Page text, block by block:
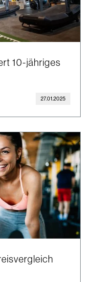
10-jähriges
27.01.2025